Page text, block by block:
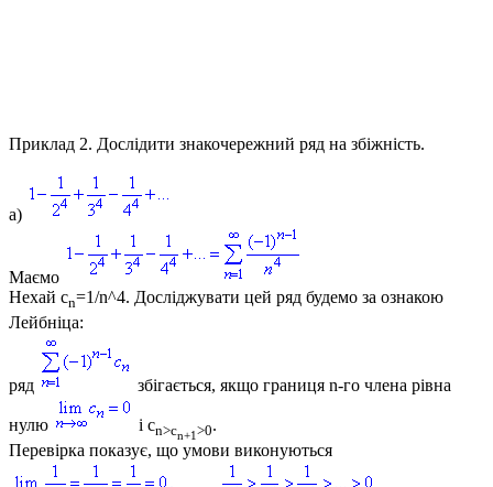
Приклад 2. Дослідити знакочережний ряд на збіжність.
а)
Маємо
Нехай cn=1/n^4. Досліджувати цей ряд будемо за ознакою
Лейбніца:
ряд збігається, якщо границя n-го члена рівна
нулю і cn>cn+1>0.
Перевірка показує, що умови виконуються